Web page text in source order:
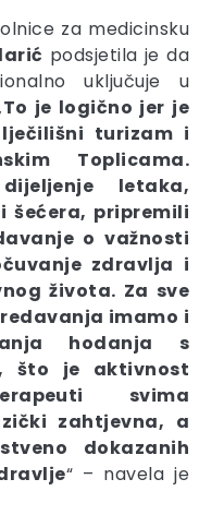
za medicinsku
podsjetila je da
uključuje u
To je logično jer je
turizam i
Toplicama.
letaka,
šećera, pripremili
o važnosti
zdravlja i
života. Za sve
imamo i
hodanja s
što je aktivnost
svima
zahtjevna, a
dokazanih
“ – navela je